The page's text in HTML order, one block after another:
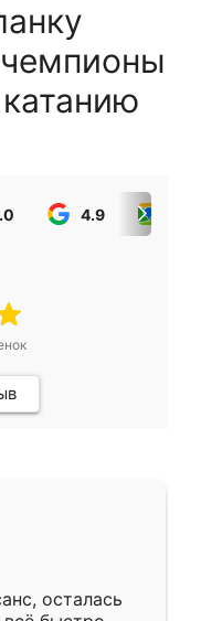
4.9
осталась